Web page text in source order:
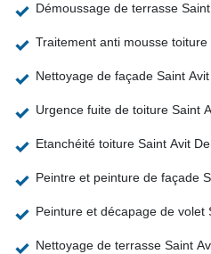
Démoussage de terrasse
Traitement anti mousse
Nettoyage de façade Saint
Urgence fuite de toiture Saint
Etanchéité toiture Saint Avit
Peintre et peinture de façade
Peinture et décapage de volet
Nettoyage de terrasse Saint